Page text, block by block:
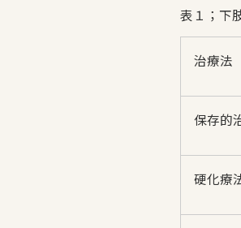
表１；下
治療法
保存的
硬化療